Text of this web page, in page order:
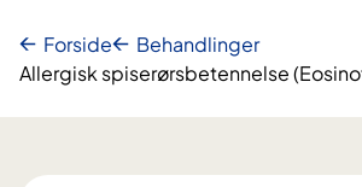
Forside
Behandlinger
Allergisk spiserørsbetennelse